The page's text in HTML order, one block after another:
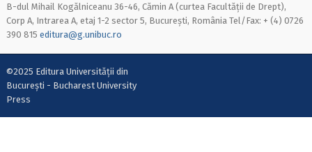
B-dul Mihail Kogălniceanu 36-46, Cămin A (curtea Facultății de Drept),
Corp A, Intrarea A, etaj 1-2 sector 5, București, România Tel/Fax: + (4) 0726
390 815 editura@g.unibuc.ro
©2025 Editura Universității din
București - Bucharest University
Press